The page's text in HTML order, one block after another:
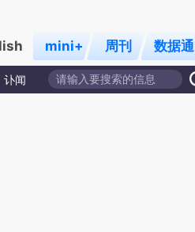
mini+ 周刊 数据通
讣闻